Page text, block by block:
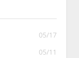
05/17
05/11